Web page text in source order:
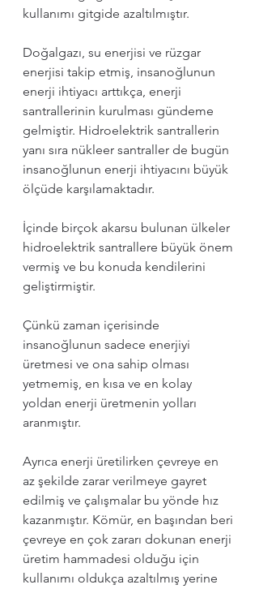
kullanımı gitgide azaltılmıştır.
Doğalgazı, su enerjisi ve rüzgar
enerjisi takip etmiş, insanoğlunun
enerji ihtiyacı arttıkça, enerji
santrallerinin kurulması gündeme
gelmiştir. Hidroelektrik santrallerin
yanı sıra nükleer santraller de bugün
insanoğlunun enerji ihtiyacını büyük
ölçüde karşılamaktadır.
İçinde birçok akarsu bulunan ülkeler
hidroelektrik santrallere büyük önem
vermiş ve bu konuda kendilerini
geliştirmiştir.
Çünkü zaman içerisinde
insanoğlunun sadece enerjiyi
üretmesi ve ona sahip olması
yetmemiş, en kısa ve en kolay
yoldan enerji üretmenin yolları
aranmıştır.
Ayrıca enerji üretilirken çevreye en
az şekilde zarar verilmeye gayret
edilmiş ve çalışmalar bu yönde hız
kazanmıştır. Kömür, en başından beri
çevreye en çok zararı dokunan enerji
üretim hammadesi olduğu için
kullanımı oldukça azaltılmış yerine